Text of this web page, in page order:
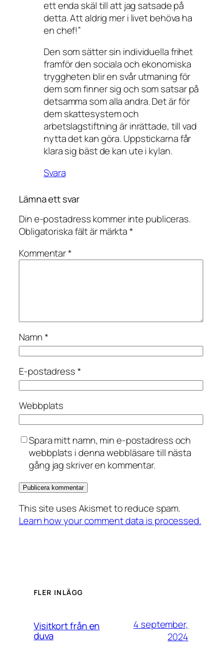
ett enda skäl till att jag satsade på
detta. Att aldrig mer i livet behöva ha
en chef!”
Den som sätter sin individuella frihet
framför den sociala och ekonomiska
tryggheten blir en svår utmaning för
dem som finner sig och som satsar på
detsamma som alla andra. Det är för
dem skattesystem och
arbetslagstiftning är inrättade, till vad
nytta det kan göra. Uppstickarna får
klara sig bäst de kan ute i kylan.
Svara
Lämna ett svar
Din e-postadress kommer inte publiceras.
Obligatoriska fält är märkta*
Kommentar*
Namn*
E-postadress*
Webbplats
Spara mitt namn, min e-postadress och
webbplats i denna webbläsare till nästa
gång jag skriver en kommentar.
This site uses Akismet to reduce spam.
Learn how your comment data is processed.
FLER INLÄGG
Visitkort från en
duva
4 september,
2024